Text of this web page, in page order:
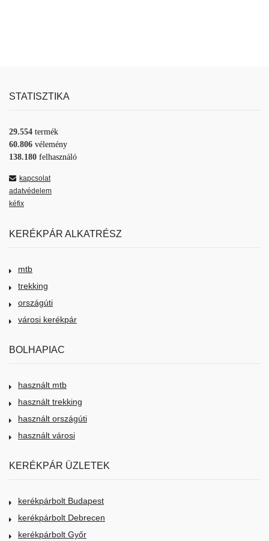
STATISZTIKA
29.554 termék
60.806 vélemény
138.180 felhasználó
kapcsolat
adatvédelem
kéfix
KERÉKPÁR ALKATRÉSZ
mtb
trekking
országúti
városi kerékpár
BOLHAPIAC
használt mtb
használt trekking
használt országúti
használt városi
KERÉKPÁR ÜZLETEK
kerékpárbolt Budapest
kerékpárbolt Debrecen
kerékpárbolt Győr